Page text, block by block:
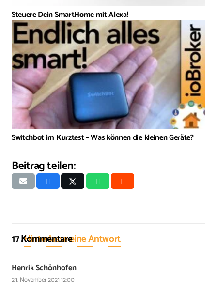
Steuere Dein SmartHome mit Alexa!
Switchbot im Kurztest – Was können die kleinen Geräte?
Beitrag teilen:
17Kommentare
.Hinterlasse eine Antwort
Henrik Schönhofen
23. November 2021 12:00